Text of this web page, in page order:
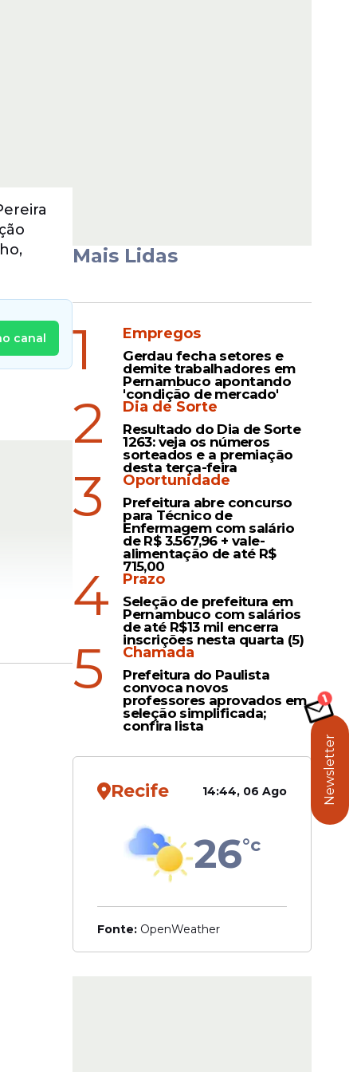
canal
Mais Lidas
1 Empregos
Gerdau fecha setores e
demite trabalhadores em
Pernambuco apontando
'condição de mercado'
2 Dia de Sorte
Resultado do Dia de Sorte
1263: veja os números
sorteados e a premiação
desta terça-feira
3 Oportunidade
Prefeitura abre concurso
para Técnico de
Enfermagem com salário
de R$ 3.567,96 + vale-
alimentação de até R$
715,00
4 Prazo
Seleção de prefeitura em
Pernambuco com salários
de até R$13 mil encerra
inscrições nesta quarta (5)
5 Chamada
Prefeitura do Paulista
convoca novos
professores aprovados em
seleção simplificada;
confira lista
Recife 14:44, 06 Ago
26°c
Fonte: OpenWeather
Newsletter